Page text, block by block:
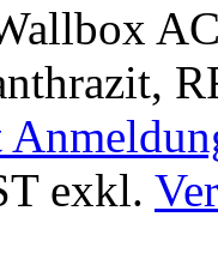
exkl.